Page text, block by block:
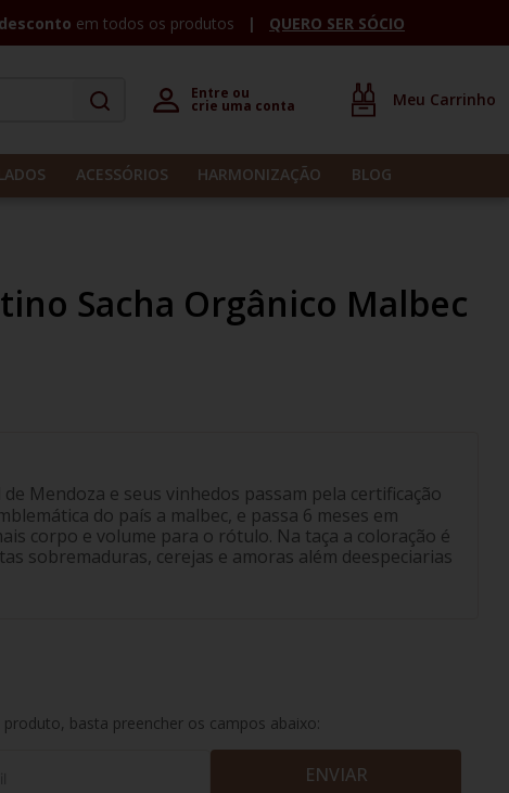
em todos os produtos QUERO SER SÓCIO
Entre ou
crie uma conta
ACESSÓRIOS HARMONIZAÇÃO BLOG
Sacha Orgânico Malbec
Mendoza e seus vinhedos passam pela certificação
do país a malbec, e passa 6 meses em
corpo e volume para o rótulo. Na taça a coloração é
sobremaduras, cerejas e amoras além deespeciarias
basta preencher os campos abaixo:
ENVIAR